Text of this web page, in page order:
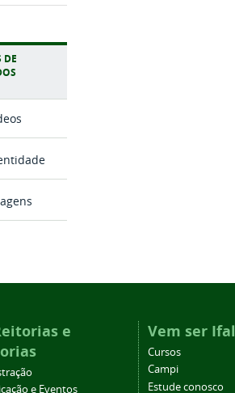
DE
e
e Eventos
Vem ser Ifal
Cursos
Campi
Estude conosco